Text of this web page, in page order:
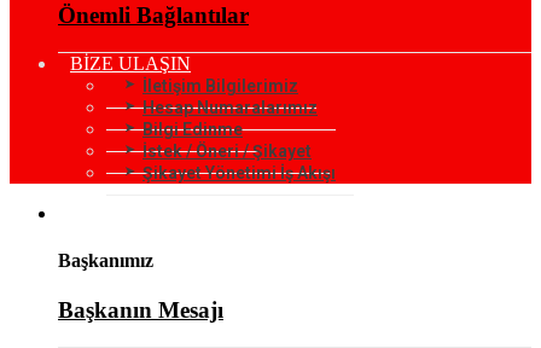
Önemli Bağlantılar
BİZE ULAŞIN
İletişim Bilgilerimiz
Hesap Numaralarımız
Bilgi Edinme
İstek / Öneri / Şikayet
Şikayet Yönetimi İş Akışı
Başkanımız
Başkanın Mesajı